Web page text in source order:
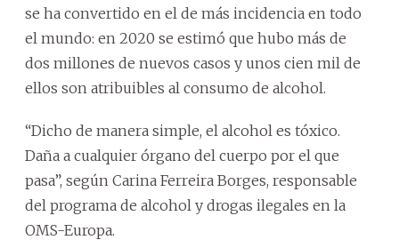
se ha convertido en el de más incidencia en todo
el mundo: en 2020 se estimó que hubo más de
dos millones de nuevos casos y unos cien mil de
ellos son atribuibles al consumo de alcohol.
“Dicho de manera simple, el alcohol es tóxico.
Daña a cualquier órgano del cuerpo por el que
pasa”, según Carina Ferreira Borges, responsable
del programa de alcohol y drogas ilegales en la
OMS-Europa.